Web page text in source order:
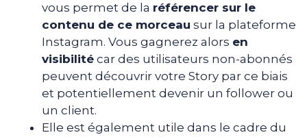
vous permet de la référencer sur le
contenu de ce morceau sur la plateforme
Instagram. Vous gagnerez alors en
visibilité car des utilisateurs non-abonnés
peuvent découvrir votre Story par ce biais
et potentiellement devenir un follower ou
un client.
Elle est également utile dans le cadre du